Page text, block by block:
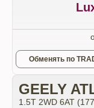
Обменять по
GEELY
1.5T 2WD 6AT